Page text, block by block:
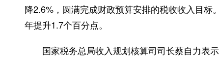
降2.6%，圆满完成财政预算安排的税收收入目标
年提升1.7个百分点。
国家税务总局收入规划核算司司长蔡自力表示